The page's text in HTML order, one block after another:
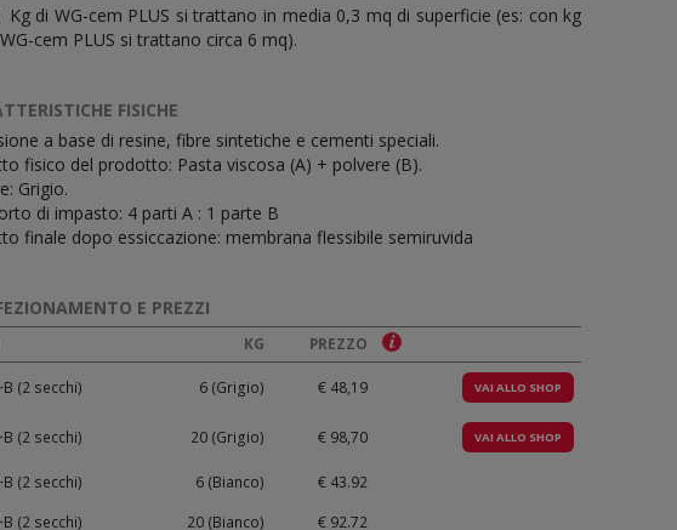
Kg di WG-cem PLUS si trattano in media 0,3 mq di superficie (es: con kg
cem PLUS si trattano circa 6 mq).
FISICHE
a base di resine, fibre sintetiche e cementi speciali.
fisico del prodotto: Pasta viscosa (A) + polvere (B).
Grigio.
di impasto: 4 parti A : 1 parte B
finale dopo essiccazione: membrana flessibile semiruvida
E PREZZI
KG PREZZO
(2 secchi) 6 (Grigio) € 48,19 VAI ALLO SHOP
(2 secchi) 20 (Grigio) € 98,70 VAI ALLO SHOP
(2 secchi) 6 (Bianco)
€ 43.92
(2 secchi)
20 (Bianco) € 92.72